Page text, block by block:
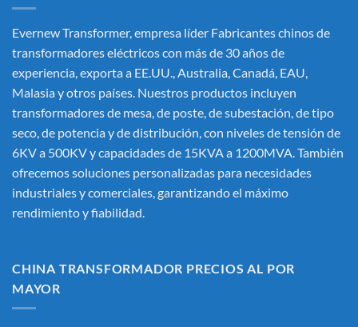
Evernew Transformer, empresa líder Fabricantes chinos de
transformadores eléctricoscon más de 30 años de
experiencia, exporta a EE.UU., Australia, Canadá, EAU,
Malasia y otros países. Nuestros productos incluyen
transformadores de mesa, de poste, de subestación, de tipo
seco, de potencia y de distribución, con niveles de tensión de
6KV a 500KV y capacidades de 15KVA a 1200MVA. También
ofrecemos soluciones personalizadas para necesidades
industriales y comerciales, garantizando el máximo
rendimiento y fiabilidad.
CHINA TRANSFORMADOR PRECIOS AL POR
MAYOR